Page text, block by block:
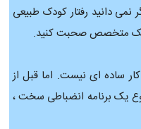
نمی دانید رفتار کودک طبیعی
یک متخصص صحبت کنید.
ساده ای نیست. اما قبل از
یک برنامه انضباطی سخت ،